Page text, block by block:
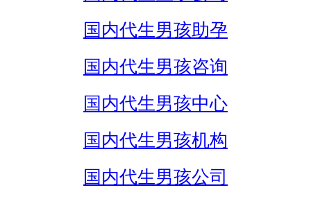
国内代生男孩助孕
国内代生男孩咨询
国内代生男孩中心
国内代生男孩机构
国内代生男孩公司